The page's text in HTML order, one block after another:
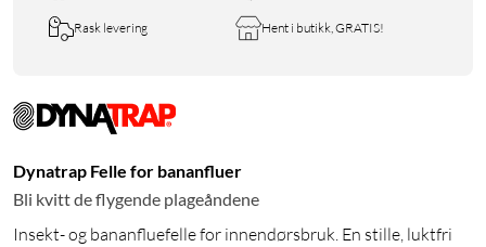
Rask levering Hent i butikk, GRATIS!
Dynatrap Felle for bananfluer
Bli kvitt de flygende plageåndene
Insekt- og bananfluefelle for innendørsbruk. En stille, luktfri